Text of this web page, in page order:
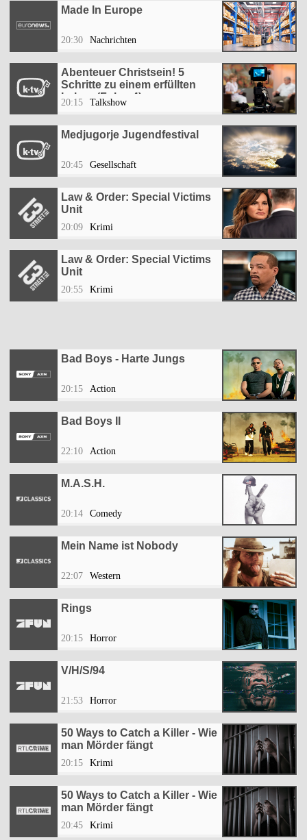
Made In Europe
20:30 Nachrichten
Abenteuer Christsein! 5
Schritte zu einem erfüllten
Leben (Folge 4)
20:15 Talkshow
Medjugorje Jugendfestival
20:45 Gesellschaft
Law & Order: Special Victims
Unit
20:09 Krimi
Law & Order: Special Victims
Unit
20:55 Krimi
Bad Boys - Harte Jungs
20:15 Action
Bad Boys II
22:10 Action
M.A.S.H.
20:14 Comedy
Mein Name ist Nobody
22:07 Western
Rings
20:15 Horror
V/H/S/94
21:53 Horror
50 Ways to Catch a Killer - Wie
man Mörder fängt
20:15 Krimi
50 Ways to Catch a Killer - Wie
man Mörder fängt
20:45 Krimi